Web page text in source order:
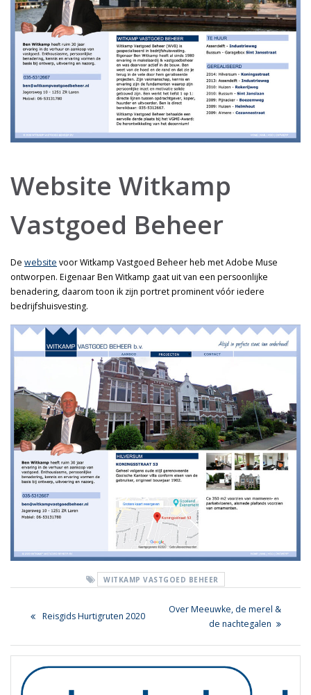
Website Witkamp
Vastgoed Beheer
De website voor Witkamp Vastgoed Beheer heb met Adobe Muse
ontworpen. Eigenaar Ben Witkamp gaat uit van een persoonlijke
benadering, daarom toon ik zijn portret prominent vóór iedere
bedrijfshuisvesting.
WITKAMP VASTGOED BEHEER
navigatie
Previous
Reisgids Hurtigruten 2020
Next
Over Meeuwke, de merel &
de nachtegalen